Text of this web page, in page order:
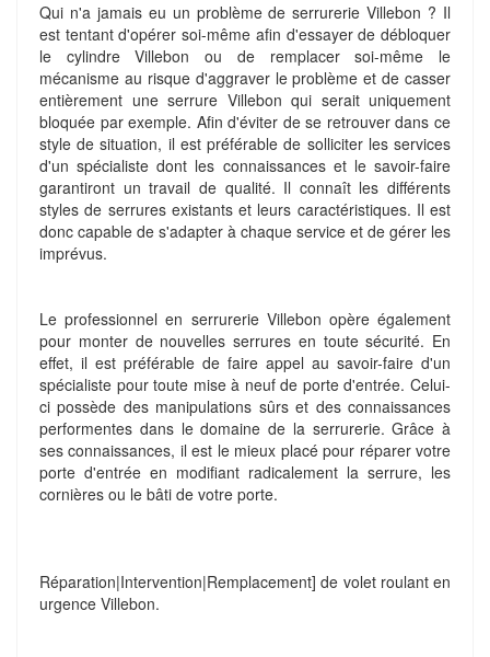
Qui n'a jamais eu un problème de serrurerie Villebon ? Il
est tentant d'opérer soi-même afin d'essayer de débloquer
le cylindre Villebon ou de remplacer soi-même le
mécanisme au risque d'aggraver le problème et de casser
entièrement une serrure Villebon qui serait uniquement
bloquée par exemple. Afin d'éviter de se retrouver dans ce
style de situation, il est préférable de solliciter les services
d'un spécialiste dont les connaissances et le savoir-faire
garantiront un travail de qualité. Il connaît les différents
styles de serrures existants et leurs caractéristiques. Il est
donc capable de s'adapter à chaque service et de gérer les
imprévus.
Le professionnel en serrurerie Villebon opère également
pour monter de nouvelles serrures en toute sécurité. En
effet, il est préférable de faire appel au savoir-faire d'un
spécialiste pour toute mise à neuf de porte d'entrée. Celui-
ci possède des manipulations sûrs et des connaissances
performentes dans le domaine de la serrurerie. Grâce à
ses connaissances, il est le mieux placé pour réparer votre
porte d'entrée en modifiant radicalement la serrure, les
cornières ou le bâti de votre porte.
Réparation|Intervention|Remplacement] de volet roulant en
urgence Villebon.